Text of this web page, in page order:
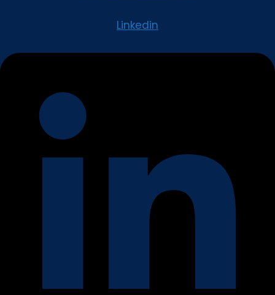
Linkedin